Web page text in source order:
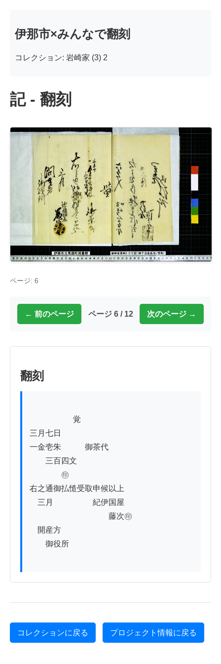
伊那市×みんなで翻刻
コレクション: 岩崎家 (3) 2
記 - 翻刻
ページ: 6
← 前のページ ページ 6 / 12 次のページ →
翻刻
三月七日
一金壱朱　　　御茶代
三百四文
㊞
右之通御払慥受取申候以上
三月　　　　　紀伊国屋
藤次㊞
開産方
御役所
コレクションに戻る プロジェクト情報に戻る